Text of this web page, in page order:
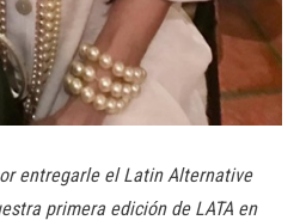
entregarle el Latin Alternative
primera edición de LATA en